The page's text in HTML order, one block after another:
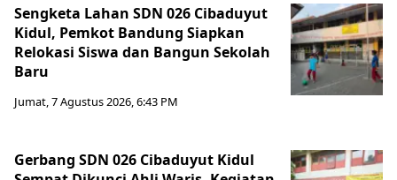
Sengketa Lahan SDN 026 Cibaduyut
Kidul, Pemkot Bandung Siapkan
Relokasi Siswa dan Bangun Sekolah
Baru
Jumat, 7 Agustus 2026, 6:43 PM
Gerbang SDN 026 Cibaduyut Kidul